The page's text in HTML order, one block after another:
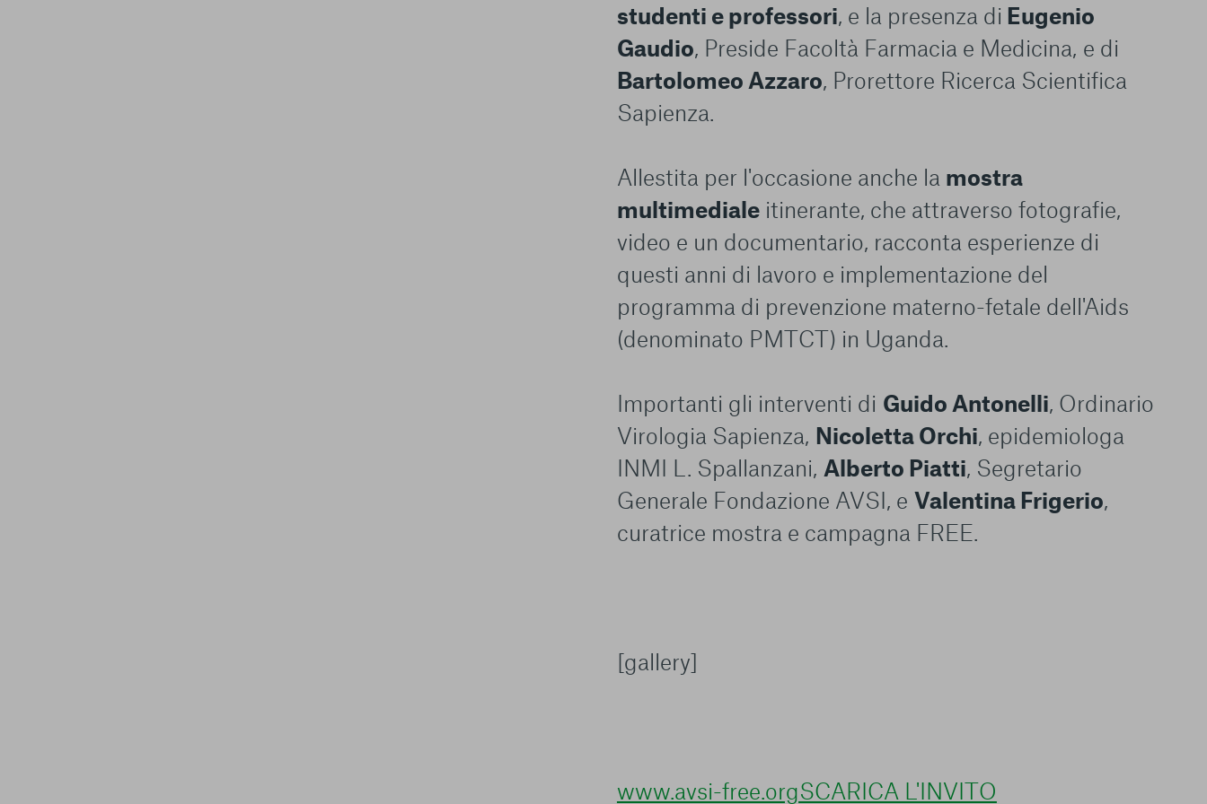
studenti e professori, e la presenza di Eugenio
Gaudio, Preside Facoltà Farmacia e Medicina, e di
Bartolomeo Azzaro, Prorettore Ricerca Scientifica
Sapienza.
Allestita per l'occasione anche la mostra
multimedialeitinerante, che attraverso fotografie,
video e un documentario, racconta esperienze di
questi anni di lavoro e implementazione del
programma di prevenzione materno-fetale dell'Aids
(denominato PMTCT) in Uganda.
Importanti gli interventi di Guido Antonelli, Ordinario
Virologia Sapienza, Nicoletta Orchi, epidemiologa
INMI L. Spallanzani, Alberto Piatti, Segretario
Generale Fondazione AVSI, e Valentina Frigerio,
curatrice mostra e campagna FREE.
[gallery]
www.avsi-free.orgSCARICA L'INVITO